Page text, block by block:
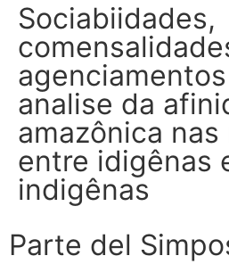
Sociabiidades,
analise da
amazônica nas
entre idigênas
indigênas
Parte del